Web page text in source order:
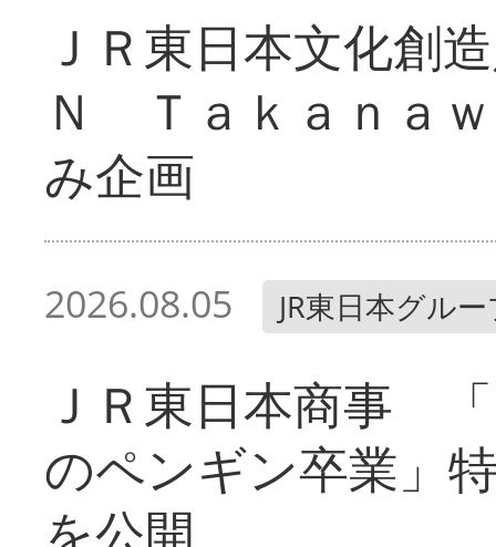
ＪＲ東日本文化創
Ｎ Ｔａｋａｎａ
み企画
2026.08.05 JR東日本グル
ＪＲ東日本商事
のペンギン卒業」
を公開